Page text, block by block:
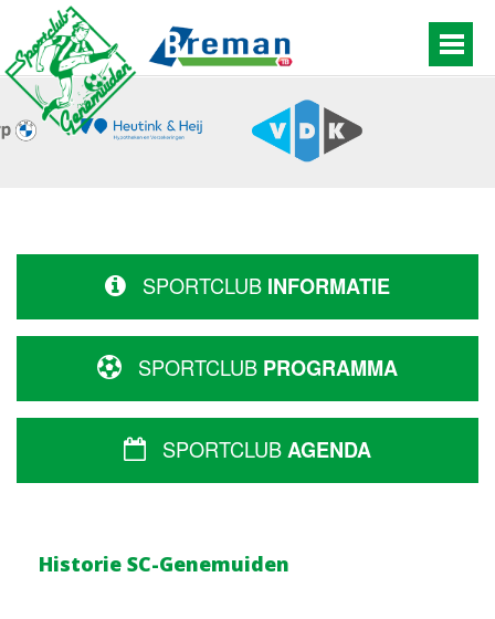
SPORTCLUB INFORMATIE
SPORTCLUB PROGRAMMA
SPORTCLUBAGENDA
Historie SC-Genemuiden